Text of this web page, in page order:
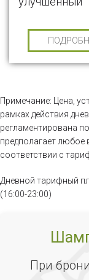
Примечание: Цена,
рамках действия
регламентирована
предполагает любое
соответствии с
Дневной тарифный
(16:00-23:00)
При